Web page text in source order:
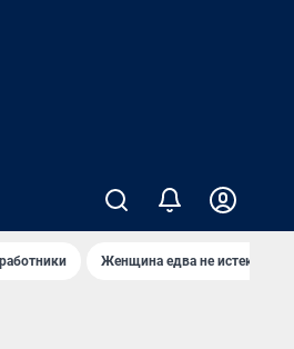
Женщина едва не истекла